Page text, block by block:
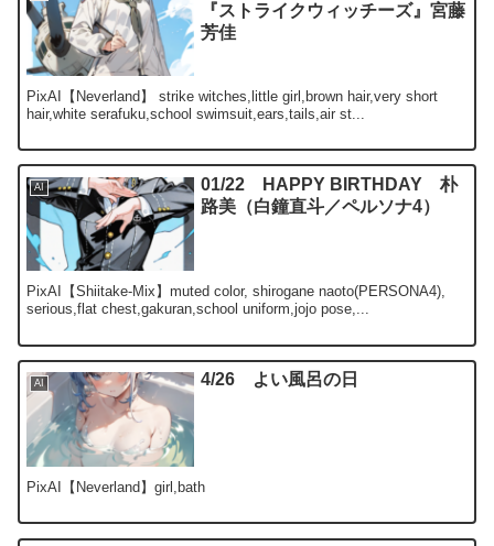
『ストライクウィッチーズ』宮藤
芳佳
PixAI【Neverland】 strike witches,little girl,brown hair,very short
hair,white serafuku,school swimsuit,ears,tails,air st...
AI
01/22 HAPPY BIRTHDAY 朴
路美（白鐘直斗／ペルソナ4）
PixAI【Shiitake-Mix】muted color, shirogane naoto(PERSONA4),
serious,flat chest,gakuran,school uniform,jojo pose,...
AI 4/26 よい風呂の日
PixAI【Neverland】girl,bath